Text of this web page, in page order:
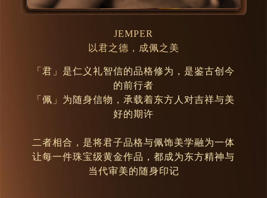
JEMPER
以君之德，成佩之美
「君」是仁义礼智信的品格修为，是鉴古创今
的前行者
「佩」为随身信物，承载着东方人对吉祥与美
好的期许
二者相合，是将君子品格与佩饰美学融为一体
让每一件珠宝级黄金作品，都成为东方精神与
当代审美的随身印记